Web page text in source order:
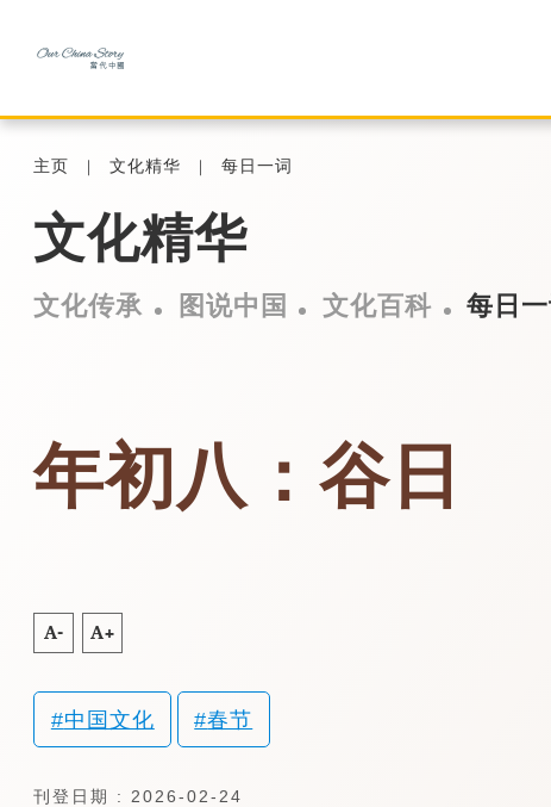
主页 文化精华 每日一词
文化精华
文化传承 图说中国 文化百科 每日一
年初八：谷日
A- A+
中国文化 春节
刊登日期 : 2026-02-24